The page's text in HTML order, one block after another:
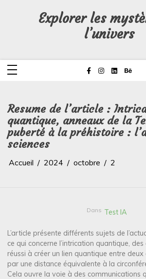
Explorer les
l’univers
Resume de l’article :
quantique, anneaux de la
puberté à la préhistoire :
sciences
Accueil 2024 octobre 2
Dans Test IA
L’article présente différents sujets de
ce qui concerne l’intrication quantique,
réussi à créer un lien quantique entre
par une distance équivalente à la
Cela ouvre la voie à des communications